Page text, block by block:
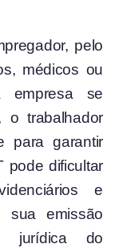
pelo
médicos ou
empresa se
o trabalhador
para garantir
pode dificultar
e
sua emissão
jurídica do